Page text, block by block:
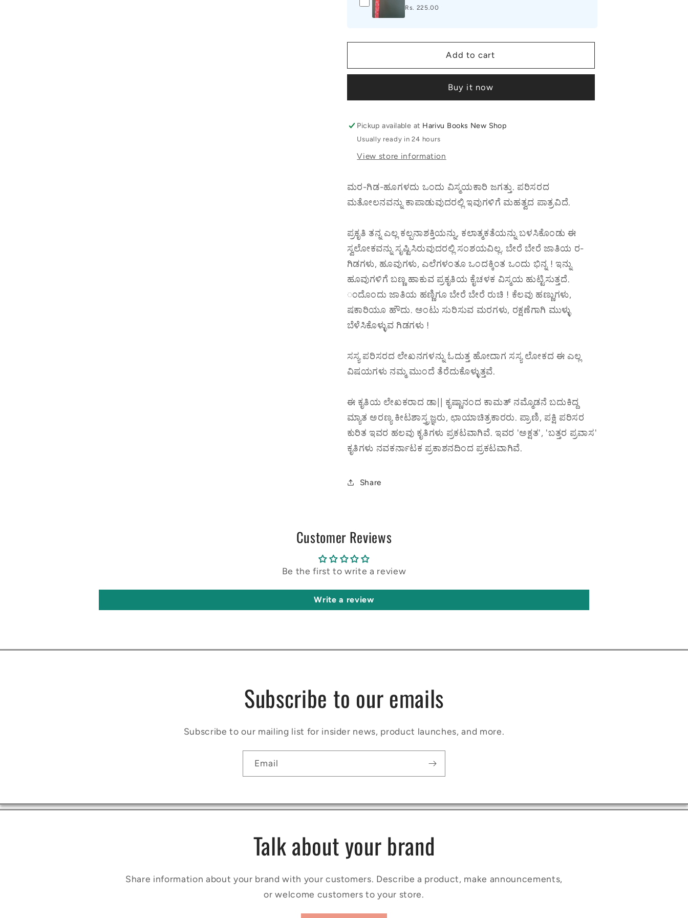
Rs. 225.00
Add to cart
Buy it now
Pickup available at Harivu Books New Shop
Usually ready in 24 hours
View store information
ಮರ-ಗಿಡ-ಹೂಗಳದು ಒಂದು ವಿಸ್ಮಯಕಾರಿ ಜಗತ್ತು. ಪರಿಸರದ
ಮತೋಲನವನ್ನು ಕಾಪಾಡುವುದರಲ್ಲಿ ಇವುಗಳಿಗೆ ಮಹತ್ವದ ಪಾತ್ರವಿದೆ.
ಪ್ರಕೃತಿ ತನ್ನ ಎಲ್ಲ ಕಲ್ಪನಾಶಕ್ತಿಯನ್ನು, ಕಲಾತ್ಮಕತೆಯನ್ನು ಬಳಸಿಕೊಂಡು ಈ
ಸ್ವಲೋಕವನ್ನು ಸೃಷ್ಟಿಸಿರುವುದರಲ್ಲಿ ಸಂಶಯವಿಲ್ಲ. ಬೇರೆ ಬೇರೆ ಜಾತಿಯ ರ-
ಗಿಡಗಳು, ಹೂವುಗಳು, ಎಲೆಗಳಂತೂ ಒಂದಕ್ಕಿಂತ ಒಂದು ಭಿನ್ನ ! ಇನ್ನು
ಹೂವುಗಳಿಗೆ ಬಣ್ಣ ಹಾಕುವ ಪ್ರಕೃತಿಯ ಕೈಚಳಕ ವಿಸ್ಮಯ ಹುಟ್ಟಿಸುತ್ತದೆ.
ಂದೊಂದು ಜಾತಿಯ ಹಣ್ಣಿಗೂ ಬೇರೆ ಬೇರೆ ರುಚಿ ! ಕೆಲವು ಹಣ್ಣುಗಳು,
ಷಕಾರಿಯೂ ಹೌದು. ಅಂಟು ಸುರಿಸುವ ಮರಗಳು, ರಕ್ಷಣೆಗಾಗಿ ಮುಳ್ಳು
ಬೆಳೆಸಿಕೊಳ್ಳುವ ಗಿಡಗಳು !
ಸಸ್ಯ ಪರಿಸರದ ಲೇಖನಗಳನ್ನು ಓದುತ್ತ ಹೋದಾಗ ಸಸ್ಯ ಲೋಕದ ಈ ಎಲ್ಲ
ವಿಷಯಗಳು ನಮ್ಮ ಮುಂದೆ ತೆರೆದುಕೊಳ್ಳುತ್ತವೆ.
ಈ ಕೃತಿಯ ಲೇಖಕರಾದ ಡಾ|| ಕೃಷ್ಣಾನಂದ ಕಾಮತ್ ನಮ್ಮೊಡನೆ ಬದುಕಿದ್ದ
ಮ್ಯಾತ ಅರಣ್ಯ ಕೀಟಶಾಸ್ತ್ರಜ್ಞರು, ಛಾಯಾಚಿತ್ರಕಾರರು. ಪ್ರಾಣಿ, ಪಕ್ಷಿ ಪರಿಸರ
ಕುರಿತ ಇವರ ಹಲವು ಕೃತಿಗಳು ಪ್ರಕಟವಾಗಿವೆ. ಇವರ 'ಅಕ್ಷತ', 'ಬತ್ತರ ಪ್ರವಾಸ'
ಕೃತಿಗಳು ನವಕರ್ನಾಟಕ ಪ್ರಕಾಶನದಿಂದ ಪ್ರಕಟವಾಗಿವೆ.
Share
Customer Reviews
Be the first to write a review
Write a review
Subscribe to our emails
Subscribe to our mailing list for insider news, product launches, and more.
Email
Talk about your brand
Share information about your brand with your customers. Describe a product, make announcements,
or welcome customers to your store.